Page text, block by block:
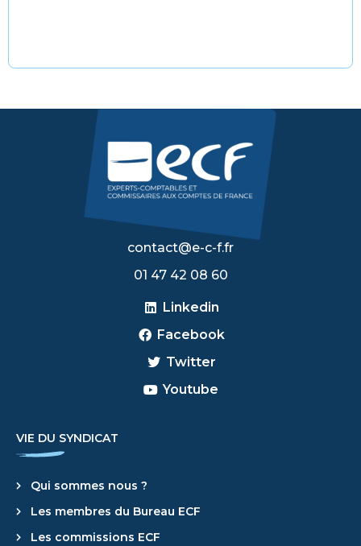
contact@e-c-f.fr
​01 47 42 08 60
Linkedin
Facebook
Twitter
Youtube
VIE DU SYNDICAT
Qui sommes nous ?
Les membres du Bureau ECF
Les commissions ECF